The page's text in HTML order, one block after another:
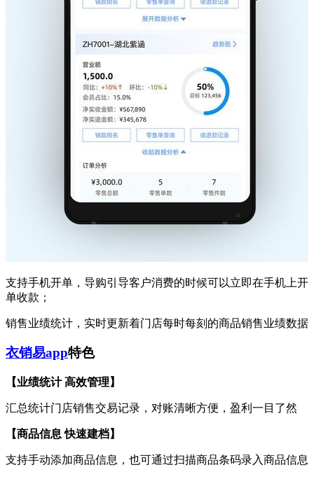
支持手机开单，导购引导客户消费的时候可以立即在手机上开
单收款；
销售业绩统计，实时更新着门店每时每刻的商品销售业绩数据
衣销易app特色
【业绩统计 高效管理】
汇总统计门店销售交易记录，对账清晰方便，盈利一目了然
【商品信息 快速建档】
支持手动添加商品信息，也可通过扫描商品条码录入商品信息